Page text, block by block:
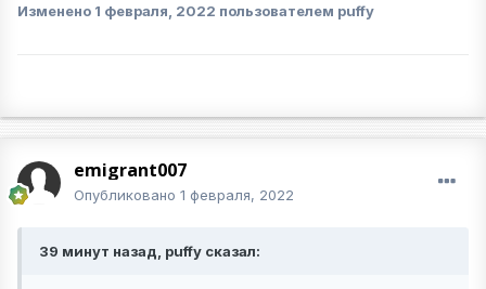
Изменено 1 февраля, 2022 пользователем puffy
emigrant007
Опубликовано 1 февраля, 2022
39 минут назад, puffy сказал: